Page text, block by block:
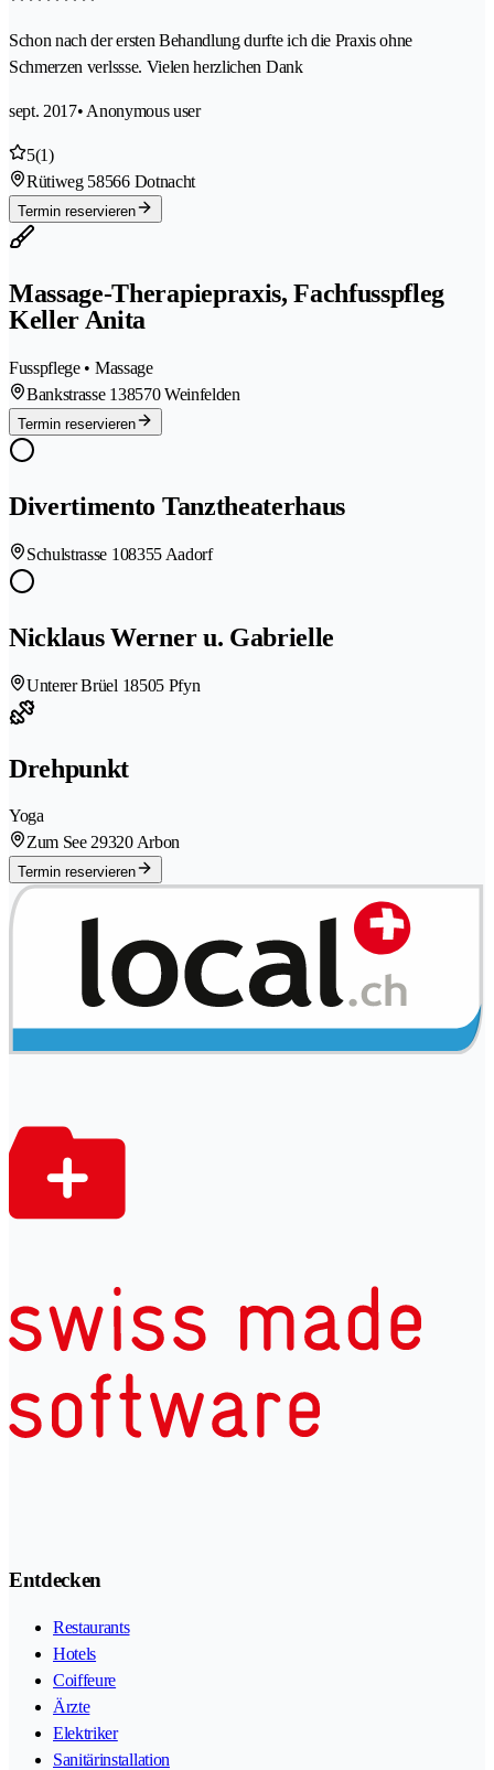
Schon nach der ersten Behandlung durfte ich die Praxis ohne
Schmerzen verlssse. Vielen herzlichen Dank
sept. 2017• Anonymous user
5(1)
Rütiweg 58566 Dotnacht
Termin reservieren
Massage-Therapiepraxis, Fachfusspfleg
Keller Anita
Fusspflege • Massage
Bankstrasse 138570 Weinfelden
Termin reservieren
Divertimento Tanztheaterhaus
Schulstrasse 108355 Aadorf
Nicklaus Werner u. Gabrielle
Unterer Brüel 18505 Pfyn
Drehpunkt
Yoga
Zum See 29320 Arbon
Termin reservieren
Entdecken
Restaurants
Hotels
Coiffeure
Ärzte
Elektriker
Sanitärinstallation